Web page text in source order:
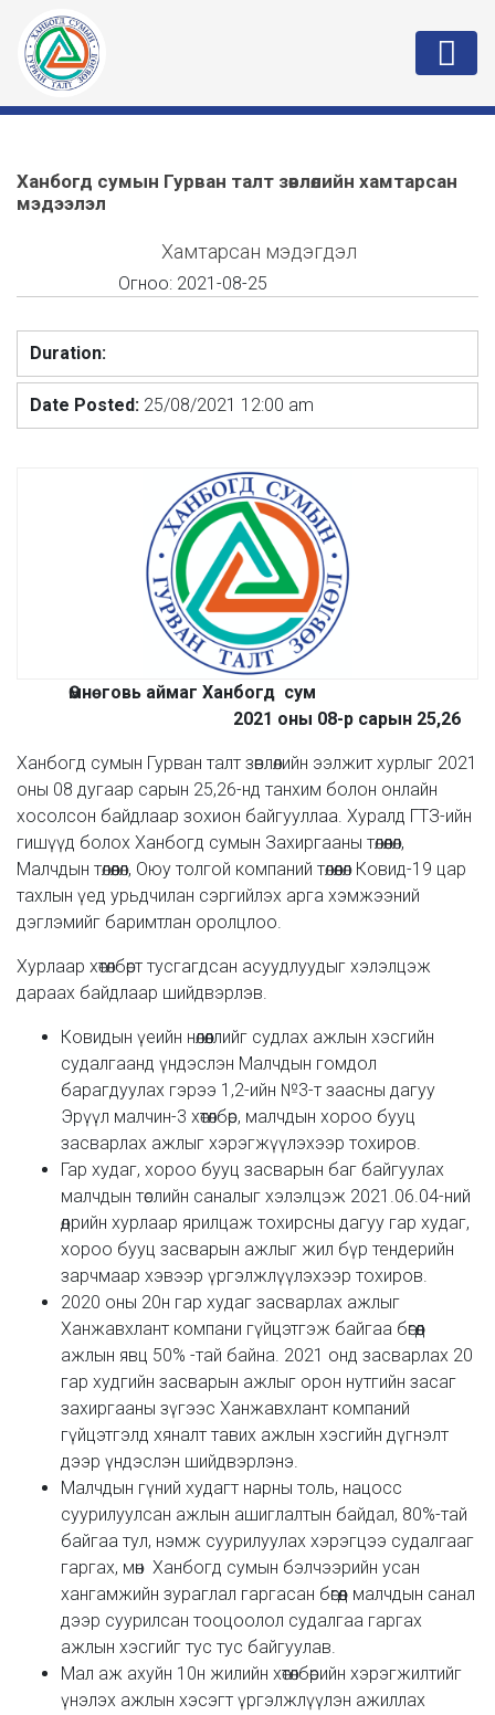
Ханбогд сумын Гурван талт зөвлөлийн хамтарсан
мэдээлэл
Хамтарсан мэдэгдэл
Огноо: 2021-08-25
Duration:
Date Posted: 25/08/2021 12:00 am
Өмнөговь аймаг Ханбогд сум
2021 оны 08-р сарын 25,26
Ханбогд сумын Гурван талт зөвлөлийн ээлжит хурлыг 2021
оны 08 дугаар сарын 25,26-нд танхим болон онлайн
хосолсон байдлаар зохион байгууллаа. Хуралд ГТЗ-ийн
гишүүд болох Ханбогд сумын Захиргааны төлөөлөл,
Малчдын төлөөлөл, Оюу толгой компаний төлөөлөл Ковид-19 цар
тахлын үед урьдчилан сэргийлэх арга хэмжээний
дэглэмийг баримтлан оролцлоо.
Хурлаар хөтөлбөрт тусгагдсан асуудлуудыг хэлэлцэж
дараах байдлаар шийдвэрлэв.
Ковидын үеийн нөлөөллийг судлах ажлын хэсгийн
судалгаанд үндэслэн Малчдын гомдол
барагдуулах гэрээ 1,2-ийн №3-т заасны дагуу
Эрүүл малчин-3 хөтөлбөр, малчдын хороо бууц
засварлах ажлыг хэрэгжүүлэхээр тохиров.
Гар худаг, хороо бууц засварын баг байгуулах
малчдын төслийн саналыг хэлэлцэж 2021.06.04-ний
өдрийн хурлаар ярилцаж тохирсны дагуу гар худаг,
хороо бууц засварын ажлыг жил бүр тендерийн
зарчмаар хэвээр үргэлжлүүлэхээр тохиров.
2020 оны 20н гар худаг засварлах ажлыг
Ханжавхлант компани гүйцэтгэж байгаа бөгөөд
ажлын явц 50% -тай байна. 2021 онд засварлах 20
гар худгийн засварын ажлыг орон нутгийн засаг
захиргааны зүгээс Ханжавхлант компаний
гүйцэтгэлд хяналт тавих ажлын хэсгийн дүгнэлт
дээр үндэслэн шийдвэрлэнэ.
Малчдын гүний худагт нарны толь, нацосс
суурилуулсан ажлын ашиглалтын байдал, 80%-тай
байгаа тул, нэмж суурилуулах хэрэгцээ судалгааг
гаргах, мөн Ханбогд сумын бэлчээрийн усан
хангамжийн зураглал гаргасан бөгөөд малчдын санал
дээр суурилсан тооцоолол судалгаа гаргах
ажлын хэсгийг тус тус байгуулав.
Мал аж ахуйн 10н жилийн хөтөлбөрийн хэрэгжилтийг
үнэлэх ажлын хэсэгт үргэлжлүүлэн ажиллах